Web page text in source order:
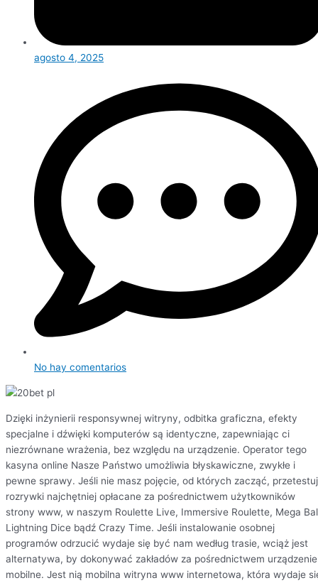
agosto 4, 2025
No hay comentarios
Dzięki inżynierii responsywnej witryny, odbitka graficzna, efekty
specjalne i dźwięki komputerów są identyczne, zapewniając ci
niezrównane wrażenia, bez względu na urządzenie. Operator tego
kasyna online Nasze Państwo umożliwia błyskawiczne, zwykłe i
pewne sprawy. Jeśli nie masz pojęcie, od których zacząć, przetestuj
rozrywki najchętniej opłacane za pośrednictwem użytkowników
strony www, w naszym Roulette Live, Immersive Roulette, Mega
Lightning Dice bądź Crazy Time. Jeśli instalowanie osobnej
programów odrzucić wydaje się być nam według trasie, wciąż jest
alternatywa, by dokonywać zakładów za pośrednictwem urządzenie
mobilne. Jest nią mobilna witryna www internetowa, która wydaje